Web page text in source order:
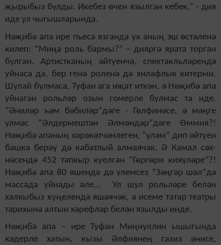
җырыбыз булды. Икебез өчен язылган кебек,” - дия
иде ул чыгышларында.
Нәҗибә апа ире пьеса язганда ук аның эш өстәленә
килеп: “Миңа роль бармы?” – дияргә ярата торган
булган. Артистканың әйтүенчә, спектакльләрендә
уйнаса да, бер генә роленә дә хилафлык китерми.
Шулай булмаса, Туфан ага иҗат иткән, ә Нәҗибә апа
уйнаган рольләр озын гомерле булмас та иде.
“Әниләр һәм бәбиләр”дәге - Гөлфинәсе, ә мәңге
үлмәс “Әлдермештән Әлмәндәр”дәге Өммия?!
Нәҗибә апаның хә­рәкәтчәнлеген, “үләм” дип әйтү­ен
башка берәү дә кабатлый алмаячак. Ә Камал сәх­
нәсендә 452 тапкыр куелган “Гөргөри кияүләре”?!
Нәҗибә апа 80 яшендә дә үлемсез “Зәңгәр шәл”дә
массада уйнады әле... Ул шул рольләре белән
халкыбыз күңелендә яшәячәк, ә исеме татар театры
тарихына алтын хәрефләр белән язылды инде.
Нәҗибә апа – ире Туфан Миңнуллин ышыгында
кадерле хатын, кызы Әлфиянең газиз әнисе,